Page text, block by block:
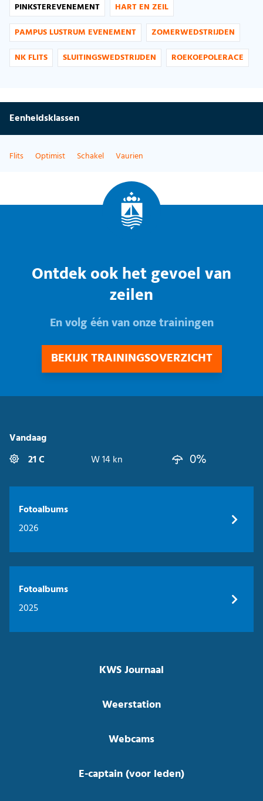
PINKSTEREVENEMENT
HART EN ZEIL
PAMPUS LUSTRUM EVENEMENT
ZOMERWEDSTRIJDEN
NK FLITS
SLUITINGSWEDSTRIJDEN ROEKOEPOLERACE
Eenheidsklassen
Flits Optimist Schakel Vaurien
Ontdek ook het gevoel van
zeilen
En volg één van onze trainingen
BEKIJK TRAININGSOVERZICHT
Vandaag
21 C
W 14 kn 0%
Fotoalbums
2026
Fotoalbums
2025
KWS Journaal
Weerstation
Webcams
E-captain (voor leden)